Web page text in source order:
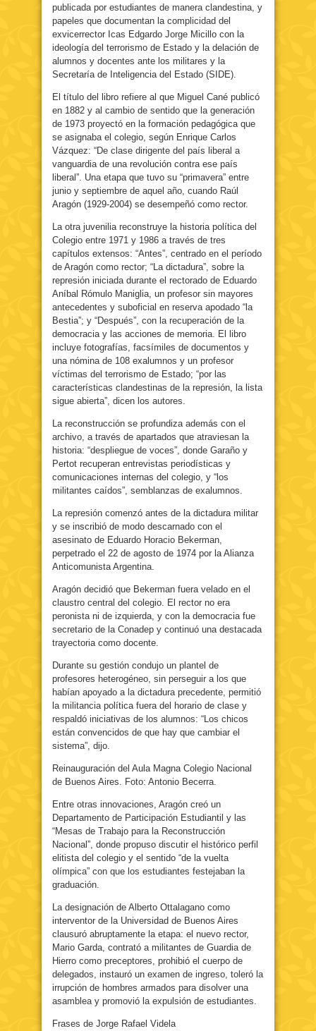
publicada por estudiantes de manera clandestina, y
papeles que documentan la complicidad del
exvicerrector Icas Edgardo Jorge Micillo con la
ideología del terrorismo de Estado y la delación de
alumnos y docentes ante los militares y la
Secretaría de Inteligencia del Estado (SIDE).
El título del libro refiere al que Miguel Cané publicó
en 1882 y al cambio de sentido que la generación
de 1973 proyectó en la formación pedagógica que
se asignaba el colegio, según Enrique Carlos
Vázquez: “De clase dirigente del país liberal a
vanguardia de una revolución contra ese país
liberal”. Una etapa que tuvo su “primavera” entre
junio y septiembre de aquel año, cuando Raúl
Aragón (1929-2004) se desempeñó como rector.
La otra juvenilia reconstruye la historia política del
Colegio entre 1971 y 1986 a través de tres
capítulos extensos: “Antes”, centrado en el período
de Aragón como rector; “La dictadura”, sobre la
represión iniciada durante el rectorado de Eduardo
Aníbal Rómulo Maniglia, un profesor sin mayores
antecedentes y suboficial en reserva apodado “la
Bestia”; y “Después”, con la recuperación de la
democracia y las acciones de memoria. El libro
incluye fotografías, facsímiles de documentos y
una nómina de 108 exalumnos y un profesor
víctimas del terrorismo de Estado; “por las
características clandestinas de la represión, la lista
sigue abierta”, dicen los autores.
La reconstrucción se profundiza además con el
archivo, a través de apartados que atraviesan la
historia: “despliegue de voces”, donde Garaño y
Pertot recuperan entrevistas periodísticas y
comunicaciones internas del colegio, y “los
militantes caídos”, semblanzas de exalumnos.
La represión comenzó antes de la dictadura militar
y se inscribió de modo descarnado con el
asesinato de Eduardo Horacio Bekerman,
perpetrado el 22 de agosto de 1974 por la Alianza
Anticomunista Argentina.
Aragón decidió que Bekerman fuera velado en el
claustro central del colegio. El rector no era
peronista ni de izquierda, y con la democracia fue
secretario de la Conadep y continuó una destacada
trayectoria como docente.
Durante su gestión condujo un plantel de
profesores heterogéneo, sin perseguir a los que
habían apoyado a la dictadura precedente, permitió
la militancia política fuera del horario de clase y
respaldó iniciativas de los alumnos: “Los chicos
están convencidos de que hay que cambiar el
sistema”, dijo.
Reinauguración del Aula Magna Colegio Nacional
de Buenos Aires. Foto: Antonio Becerra.
Entre otras innovaciones, Aragón creó un
Departamento de Participación Estudiantil y las
“Mesas de Trabajo para la Reconstrucción
Nacional”, donde propuso discutir el histórico perfil
elitista del colegio y el sentido “de la vuelta
olímpica” con que los estudiantes festejaban la
graduación.
La designación de Alberto Ottalagano como
interventor de la Universidad de Buenos Aires
clausuró abruptamente la etapa: el nuevo rector,
Mario Garda, contrató a militantes de Guardia de
Hierro como preceptores, prohibió el cuerpo de
delegados, instauró un examen de ingreso, toleró la
irrupción de hombres armados para disolver una
asamblea y promovió la expulsión de estudiantes.
Frases de Jorge Rafael Videla